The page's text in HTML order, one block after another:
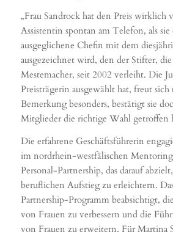
„Frau Sandrock hat den Preis wirklich
Assistentin spontan am Telefon, als sie
ausgeglichene Chefin mit dem
ausgezeichnet wird, den der Stifter,
Mestemacher, seit 2002 verleiht. Die
Preisträgerin ausgewählt hat, freut sich
Bemerkung besonders, bestätigt sie
Mitglieder die richtige Wahl getroffen
Die erfahrene Geschäftsführerin
im nordrhein-westfälischen
Personal-Partnership, das darauf
beruflichen Aufstieg zu erleichtern.
Partnership-Programm beabsichtigt,
von Frauen zu verbessern und die
von Frauen zu erweitern. Für Martina